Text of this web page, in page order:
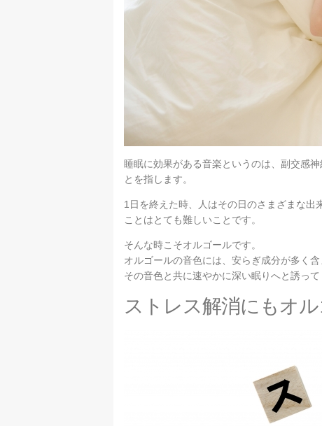
睡眠に効果がある音楽というのは、副交感
とを指します。
1日を終えた時、人はその日のさまざまな出
ことはとても難しいことです。
そんな時こそオルゴールです。
オルゴールの音色には、安らぎ成分が多く含
その音色と共に速やかに深い眠りへと誘って
ストレス解消にもオ